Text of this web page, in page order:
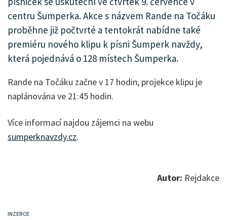
MHD
MENU
INZERCE
ARCHIV
KATALOG FIREM
centru Šumperka. Akce s názvem Rande na Točáku
proběhne již počtvrté a tentokrát nabídne také
premiéru nového klipu k písni Šumperk navždy,
která pojednává o 128 místech Šumperka.
Rande na Točáku začne v 17 hodin, projekce klipu je
naplánována ve 21:45 hodin.
Více informací najdou zájemci na webu
sumperknavzdy.cz.
Autor: Rejdakce
INZERCE